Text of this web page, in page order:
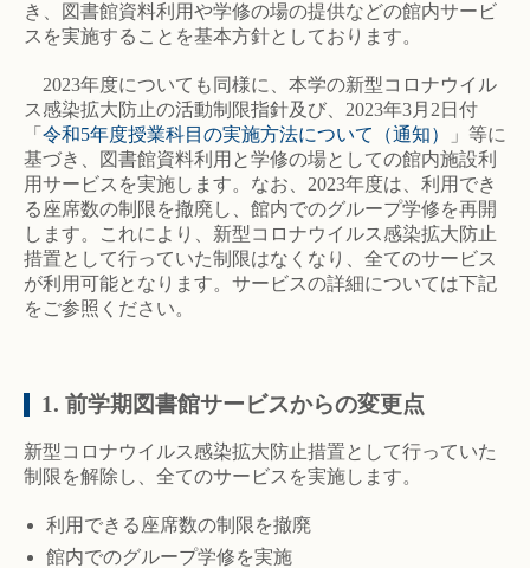
き、図書館資料利用や学修の場の提供などの館内サービ
スを実施することを基本方針としております。
2023年度についても同様に、本学の新型コロナウイル
ス感染拡大防止の活動制限指針及び、2023年3月2日付
「 令和5年度授業科目の実施方法について（通知）
」等に
基づき、図書館資料利用と学修の場としての館内施設利
用サービスを実施します。なお、2023年度は、利用でき
る座席数の制限を撤廃し、館内でのグループ学修を再開
します。これにより、新型コロナウイルス感染拡大防止
措置として行っていた制限はなくなり、全てのサービス
が利用可能となります。サービスの詳細については下記
をご参照ください。
1. 前学期図書館サービスからの変更点
新型コロナウイルス感染拡大防止措置として行っていた
制限を解除し、全てのサービスを実施します。
利用できる座席数の制限を撤廃
館内でのグループ学修を実施